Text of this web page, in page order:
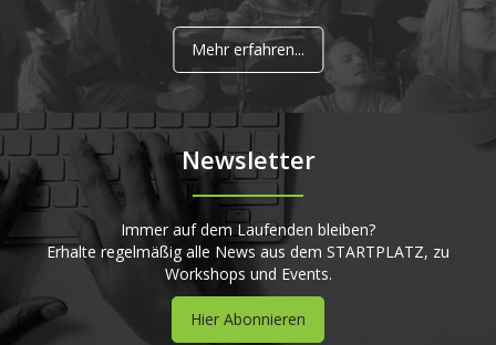
Mehr erfahren...
Newsletter
Immer auf dem Laufenden bleiben?
Erhalte regelmäßig alle News aus dem STARTPLATZ, zu
Workshops und Events.
Hier Abonnieren